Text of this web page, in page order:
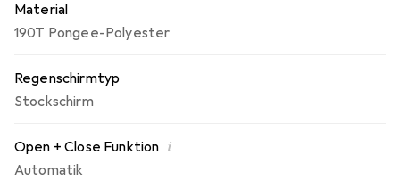
Material
190T Pongee-Polyester
Regenschirmtyp
Stockschirm
Open + Close Funktion i
Automatik